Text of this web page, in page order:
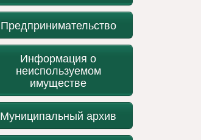
Предпринимательство
Информация о
неиспользуемом
имуществе
Муниципальный архив